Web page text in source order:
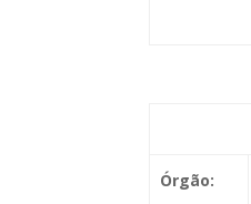
Órgão: